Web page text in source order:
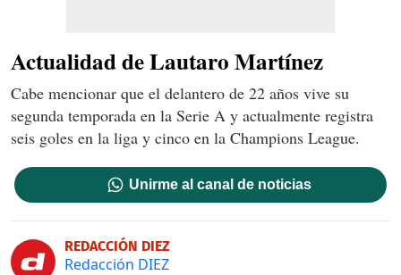
Actualidad de Lautaro Martínez
Cabe mencionar que el delantero de 22 años vive su
segunda temporada en la Serie A y actualmente registra
seis goles en la liga y cinco en la Champions League.
Unirme al canal de noticias
REDACCIÓN DIEZ
Redacción DIEZ